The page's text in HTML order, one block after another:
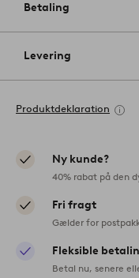
Betaling
Levering
Produktdeklaration
Ny kunde?
40% rabat på den
Fri fragt
Gælder for
Fleksible
Betal nu, senere